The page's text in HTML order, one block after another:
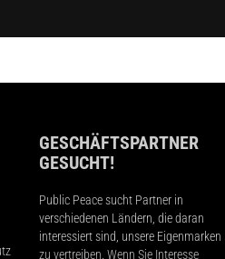
GESCHÄFTSPARTNER
GESUCHT!
Public Peace sucht Partner in
verschiedenen Ländern, die daran
interessiert sind, unsere Eigenmarken
zu vertreiben. Wenn Sie Interesse